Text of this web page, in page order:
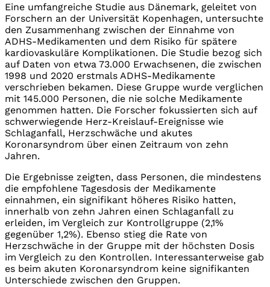
Eine umfangreiche Studie aus Dänemark, geleitet von
Forschern an der Universität Kopenhagen, untersuchte
den Zusammenhang zwischen der Einnahme von
ADHS-Medikamenten und dem Risiko für spätere
kardiovaskuläre Komplikationen. Die Studie bezog sich
auf Daten von etwa 73.000 Erwachsenen, die zwischen
1998 und 2020 erstmals ADHS-Medikamente
verschrieben bekamen. Diese Gruppe wurde verglichen
mit 145.000 Personen, die nie solche Medikamente
genommen hatten. Die Forscher fokussierten sich auf
schwerwiegende Herz-Kreislauf-Ereignisse wie
Schlaganfall, Herzschwäche und akutes
Koronarsyndrom über einen Zeitraum von zehn
Jahren.
Die Ergebnisse zeigten, dass Personen, die mindestens
die empfohlene Tagesdosis der Medikamente
einnahmen, ein signifikant höheres Risiko hatten,
innerhalb von zehn Jahren einen Schlaganfall zu
erleiden, im Vergleich zur Kontrollgruppe (2,1%
gegenüber 1,2%). Ebenso stieg die Rate von
Herzschwäche in der Gruppe mit der höchsten Dosis
im Vergleich zu den Kontrollen. Interessanterweise gab
es beim akuten Koronarsyndrom keine signifikanten
Unterschiede zwischen den Gruppen.